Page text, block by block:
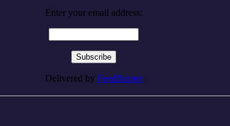
Enter your email address:
Delivered by FeedBurner